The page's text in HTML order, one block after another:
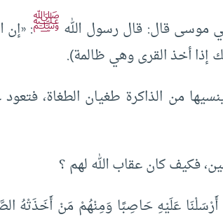
موسى قال: قال رسول الله ﷺ: «إن
إذا أخذ القرى وهي ظالمة).
من الذاكرة طغيان الطغاة،
فكيف كان عقاب الله لهم ؟
أَرْسَلْنَا عَلَيْهِ حَاصِبًا وَمِنْهُمْ مَنْ أَخَذَتْهُ